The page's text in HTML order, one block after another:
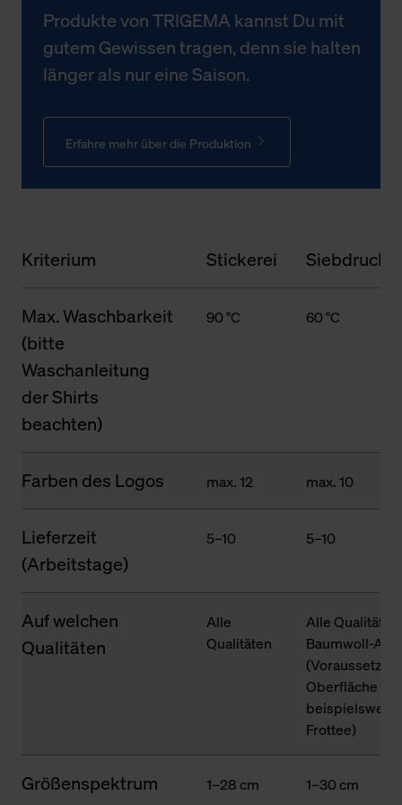
Produkte von TRIGEMA kannst Du mit
gutem Gewissen tragen, denn sie halten
länger als nur eine Saison.
Erfahre mehr über die Produktion
Kriterium Stickerei Siebdruck
Max. Waschbarkeit
(bitte
Waschanleitung
der Shirts
beachten)
90 °C 60 °C
Farben des Logos max. 12 max. 10
Lieferzeit
(Arbeitstage)
5–10 5–10
Auf welchen
Qualitäten
Alle
Qualitäten
Alle
Baumwoll-
Oberfläche
Frottee)
Größenspektrum 1–28 cm 1–30 cm